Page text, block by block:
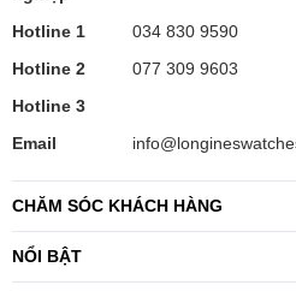
NỔI BẬT
CHĂM SÓC KHÁCH HÀNG
Hotline 1
034 830 9590
Hotline 2
077 309 9603
Hotline 3
Email